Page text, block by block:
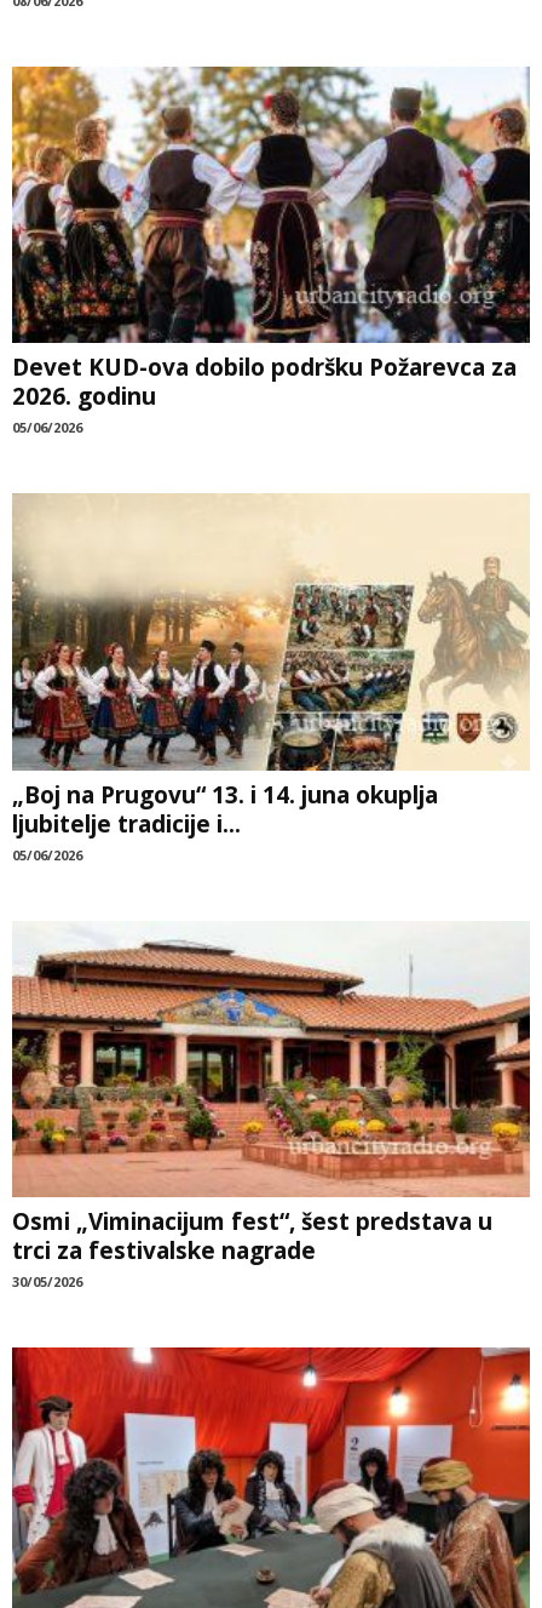
Devet KUD-ova dobilo podršku Požarevca za
2026. godinu
05/06/2026
„Boj na Prugovu“ 13. i 14. juna okuplja
ljubitelje tradicije i...
05/06/2026
Osmi „Viminacijum fest“, šest predstava u
trci za festivalske nagrade
30/05/2026